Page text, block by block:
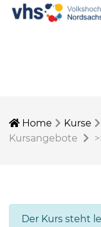
Home Kurse
Kursangebote
Der Kurs steht